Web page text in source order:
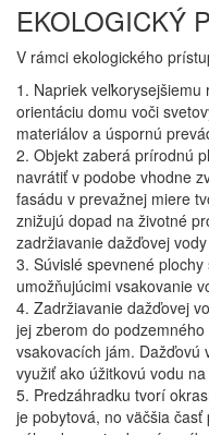
EKOLOGICKÝ
V rámci ekologického
1. Napriek
orientáciu domu voči
materiálov a úspornú
2. Objekt zaberá prírodnú
navrátiť v podobe vhodne
fasádu v prevažnej miere
znižujú dopad na životné
zadržiavanie dažďovej
3. Súvislé spevnené
umožňujúcimi vsakovanie
4. Zadržiavanie dažďovej
jej zberom do
vsakovacích jám. Dažďovú
využiť ako úžitkovú vodu
5. Predzáhradku tvorí
je pobytová, no väčšia